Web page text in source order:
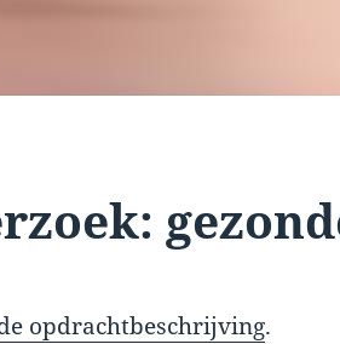
opdrachtbeschrijving.